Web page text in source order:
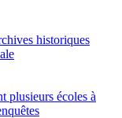
historiques
plusieurs écoles à